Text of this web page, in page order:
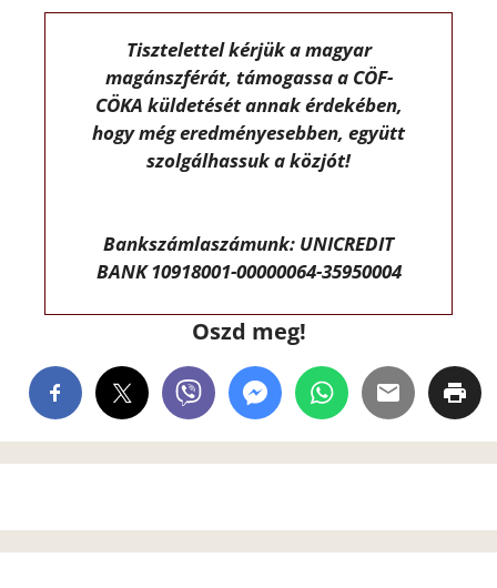
Tisztelettel kérjük a magyar
magánszférát, támogassa a CÖF-
CÖKA küldetését annak érdekében,
hogy még eredményesebben, együtt
szolgálhassuk a közjót!
Bankszámlaszámunk: UNICREDIT
BANK 10918001-00000064-35950004
Oszd meg!